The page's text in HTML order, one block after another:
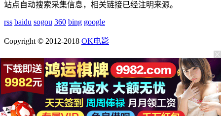
站点自动搜索采集信息，相关链接已经注明来源。
rss baidu sogou 360 bing google
Copyright © 2012-2018 OK电影